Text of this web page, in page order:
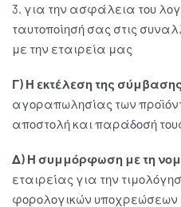
3. για την ασφάλεια του
ταυτοποίησή σας στις
με την εταιρεία μας
Γ) Η εκτέλεση της σύμβασης
αγοραπωλησίας των
αποστολή και παράδοσή
Δ) Η συμμόρφωση με τη
εταιρείας για την
φορολογικών υποχρεώσεων